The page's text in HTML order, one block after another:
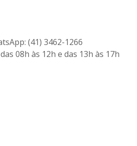
(41) 3462-1266
08h às 12h e das 13h às 17h